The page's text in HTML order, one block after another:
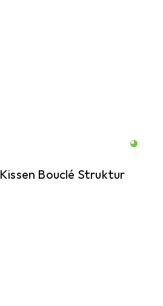
Kissen Bouclé Struktur